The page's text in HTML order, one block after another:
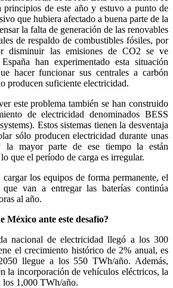
principios de este año y estuvo a punto de
que hubiera afectado a buena parte de la
la falta de generación de las renovables
de respaldo de combustibles fósiles, por
disminuir las emisiones de CO2 se ve
han experimentado esta situación
hacer funcionar sus centrales a carbón
producen suficiente electricidad.
este problema también se han construido
de electricidad denominados BESS
Estos sistemas tienen la desventaja
sólo producen electricidad durante unas
mayor parte de ese tiempo la están
que el período de carga es irregular.
los equipos de forma permanente, el
van a entregar las baterías continúa
al año.
México ante este desafío?
nacional de electricidad llegó a los 300
el crecimiento histórico de 2% anual, es
llegue a los 550 TWh/año. Además,
la incorporación de vehículos eléctricos, la
los 1,000 TWh/año.